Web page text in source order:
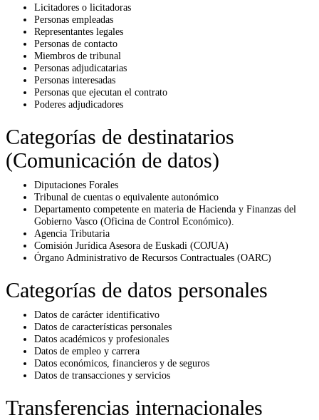
Licitadores o licitadoras
Personas empleadas
Representantes legales
Personas de contacto
Miembros de tribunal
Personas adjudicatarias
Personas interesadas
Personas que ejecutan el contrato
Poderes adjudicadores
Categorías de destinatarios
(Comunicación de datos)
Diputaciones Forales
Tribunal de cuentas o equivalente autonómico
Departamento competente en materia de Hacienda y Finanzas del
Gobierno Vasco (Oficina de Control Económico).
Agencia Tributaria
Comisión Jurídica Asesora de Euskadi (COJUA)
Órgano Administrativo de Recursos Contractuales (OARC)
Categorías de datos personales
Datos de carácter identificativo
Datos de características personales
Datos académicos y profesionales
Datos de empleo y carrera
Datos económicos, financieros y de seguros
Datos de transacciones y servicios
Transferencias internacionales